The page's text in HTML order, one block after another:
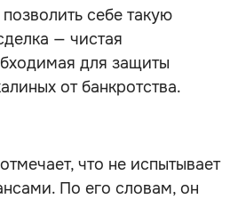
себе такую
— чистая
для защиты
от банкротства.
что не испытывает
По его словам, он